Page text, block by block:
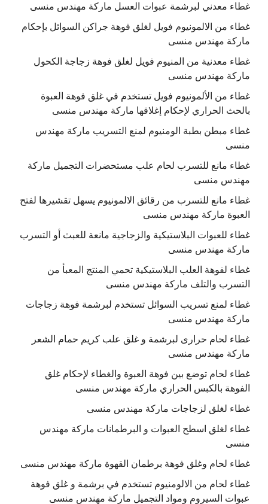
غطاء معدني لبرشمة عبوات العسل ماركة مهندس منسى
غطاء من الالمونيوم فويل لغلق فوهة جراكن السوائل بإحكام
ماركة مهندس منسى
غطاء معدنية من المنيوم فويل لغلق فوهة زجاجة الكحول
ماركة مهندس منسى
غطاء من الألمونيوم فويل تستخدم في غلق فوهة العبوة
بالحث الحراري لإحكام إغلاقها ماركة مهندس منسى
غطاء مبطن بطبة الومنيوم لمنع التسريب ماركة مهندس
منسى
غطاء مانع للتسرب لحام علب مستحضرات التجميل ماركة
مهندس منسى
غطاء مانع للتسرب من رقائق الالمونيوم يسهل تقشيرها لفتح
العبوة ماركة مهندس منسى
غطاء للعبوات البلاستيكية والزجاجية مانعة للعبث أو التسرب
ماركة مهندس منسى
غطاء لفوهة العلب البلاستيكية تحمي المنتج المعبأ من
التسرب والتلف ماركة مهندس منسى
غطاء لمنع تسريب السوائل تستخدم لبرشمة فوهة زجاجات
ماركة مهندس منسى
غطاء لحام حرارى لبرشمة و غلق علب كريم حمام الشعر
ماركة مهندس منسى
غطاء لحام توضع بين فوهة العبوة والغطاء لإحكام غلق
الفوهة بالكبس الحراري ماركة مهندس منسى
غطاء لغلق لزجاجات ماركة مهندس منسى
غطاء لغلق اسطح العبوات و البرطمانات ماركة مهندس
منسى
غطاء لحام وغلق فوهة برطمان القهوة ماركة مهندس منسى
غطاء لحام من الالومنيوم تستخدم في برشمة و غلق فوهة
عبوات السيروم ومواد التجميل ماركة مهندس منسى